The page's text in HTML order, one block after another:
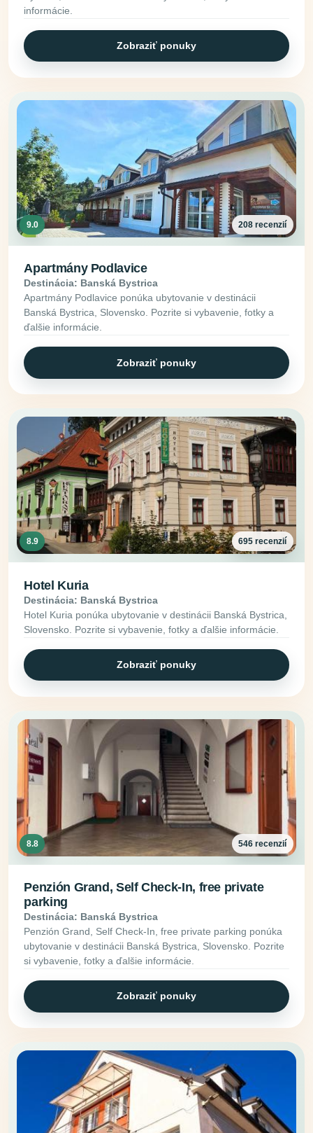
informácie.
Zobraziť ponuky
9.0 208 recenzií
Apartmány Podlavice
Destinácia: Banská Bystrica
Apartmány Podlavice ponúka ubytovanie v destinácii
Banská Bystrica, Slovensko. Pozrite si vybavenie, fotky a
ďalšie informácie.
Zobraziť ponuky
8.9 695 recenzií
Hotel Kuria
Destinácia: Banská Bystrica
Hotel Kuria ponúka ubytovanie v destinácii Banská Bystrica,
Slovensko. Pozrite si vybavenie, fotky a ďalšie informácie.
Zobraziť ponuky
8.8 546 recenzií
Penzión Grand, Self Check-In, free private
parking
Destinácia: Banská Bystrica
Penzión Grand, Self Check-In, free private parking ponúka
ubytovanie v destinácii Banská Bystrica, Slovensko. Pozrite
si vybavenie, fotky a ďalšie informácie.
Zobraziť ponuky